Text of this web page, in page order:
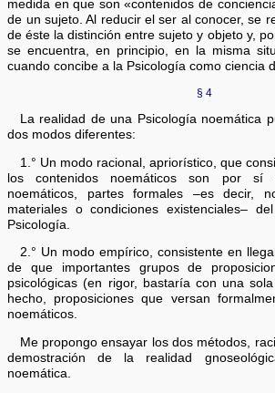
medida en que son «contenidos de
de un sujeto. Al reducir el ser al conocer, se
de éste la distinción entre sujeto y objeto y,
se encuentra, en principio, en la misma
cuando concibe a la Psicología como ciencia
§ 4
La realidad de una Psicología noemática
dos modos diferentes:
1.° Un modo racional, apriorístico, que
los contenidos noemáticos son por sí
noemáticos, partes formales –es decir,
materiales o condiciones existenciales–
Psicología.
2.° Un modo empírico, consistente en
de que importantes grupos de
psicológicas (en rigor, bastaría con una
hecho, proposiciones que versan
noemáticos.
Me propongo ensayar los dos métodos,
demostración de la realidad
noemática.